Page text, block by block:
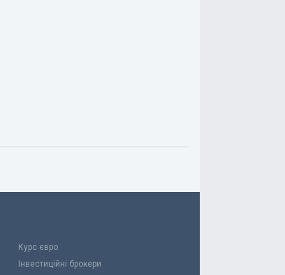
Курс євро
Інвестиційні брокери